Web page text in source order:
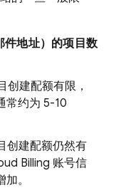
地址）的项目数
创建配额有限，
常约为 5-10
创建配额仍然有
Billing 账号信
。